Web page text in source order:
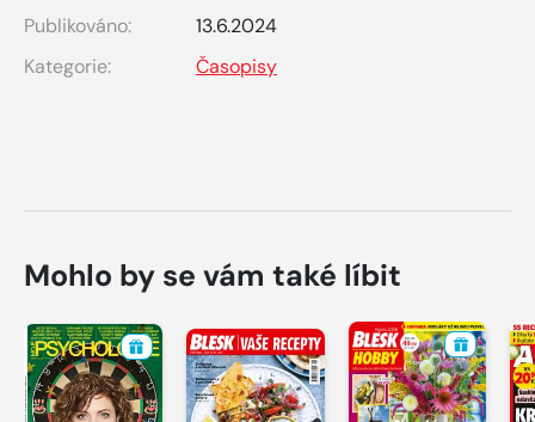
Publikováno:
13.6.2024
Kategorie:
Časopisy
Mohlo by se vám také líbit